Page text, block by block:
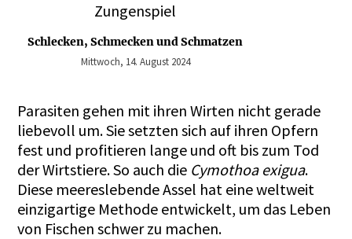
Zungenspiel
Schlecken, Schmecken und Schmatzen
Mittwoch, 14. August 2024
Parasiten gehen mit ihren Wirten nicht gerade
liebevoll um. Sie setzten sich auf ihren Opfern
fest und profitieren lange und oft bis zum Tod
der Wirtstiere. So auch die Cymothoa exigua.
Diese meereslebende Assel hat eine weltweit
einzigartige Methode entwickelt, um das Leben
von Fischen schwer zu machen.